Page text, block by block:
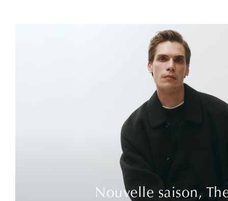
Nouvelle saison,